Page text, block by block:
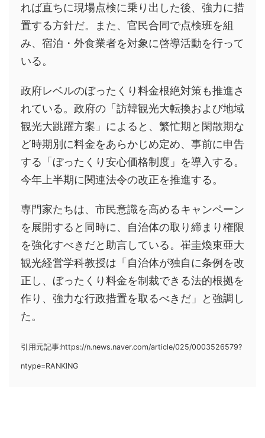
れば直ちに現場点検に乗り出した後、強力に措
置する方針だ。また、官民合同で点検班を組
み、宿泊・外食業者を対象に啓導活動を行って
いる。
政府レベルのぼったくり料金根絶対策も推進さ
れている。政府の「訪韓観光大転換および地域
観光大跳躍方案」によると、繁忙期と閑散期な
ど時期別に料金をあらかじめ定め、事前に申告
する「ぼったくり安心価格制度」を導入する。
今年上半期に関連法令の改正を推進する。
専門家たちは、市民意識を高めるキャンペーン
を展開すると同時に、自治体の取り締まり権限
を強化すべきだと助言している。崔圭煥東亜大
観光経営学科教授は「自治体が独自に条例を改
正し、ぼったくり料金を制裁できる法的根拠を
作り、強力な行政措置を取るべきだ」と強調し
た。
引用元記事:https://n.news.naver.com/article/025/0003526579?
ntype=RANKING